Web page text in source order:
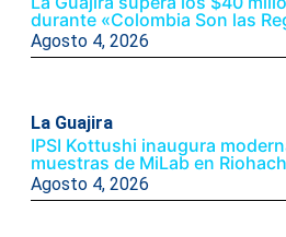
durante «Colombia Son las
Agosto 4, 2026
La Guajira
IPSI Kottushi inaugura
muestras de MiLab en
Agosto 4, 2026